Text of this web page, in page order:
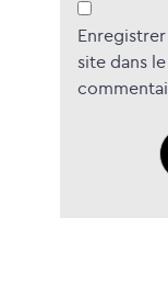
site dans